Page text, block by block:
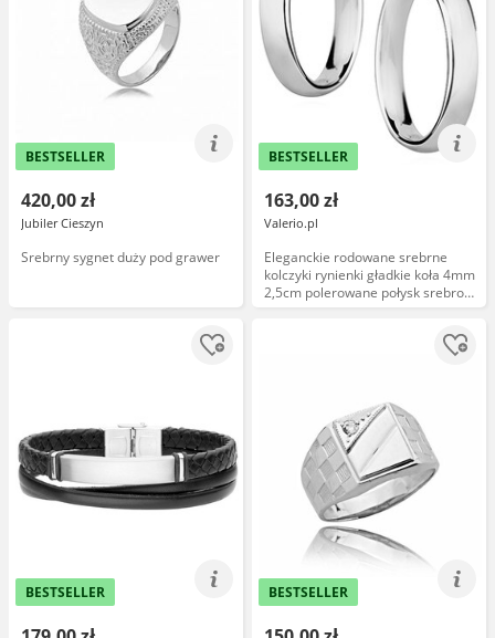
BESTSELLER
420,00 zł
Jubiler Cieszyn
Srebrny sygnet duży pod grawer
BESTSELLER
163,00 zł
Valerio.pl
Eleganckie rodowane srebrne
kolczyki rynienki gładkie koła 4mm
2,5cm polerowane połysk srebro
925
BESTSELLER BESTSELLER